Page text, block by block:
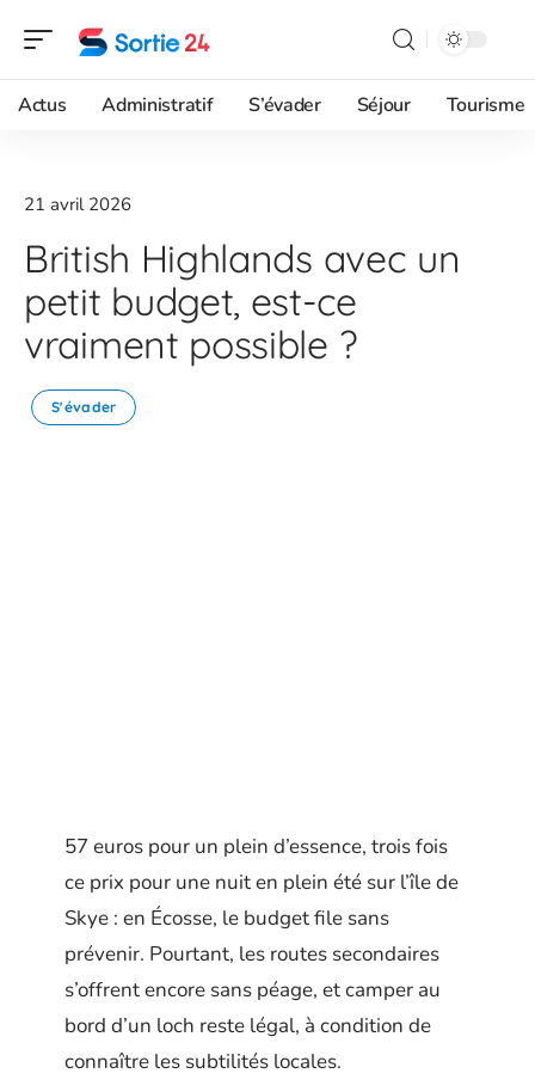
Actus Administratif S’évader Séjour Tourisme
21 avril 2026
British Highlands avec un
petit budget, est-ce
vraiment possible ?
S'évader
57 euros pour un plein d’essence, trois fois
ce prix pour une nuit en plein été sur l’île de
Skye : en Écosse, le budget file sans
prévenir. Pourtant, les routes secondaires
s’offrent encore sans péage, et camper au
bord d’un loch reste légal, à condition de
connaître les subtilités locales.